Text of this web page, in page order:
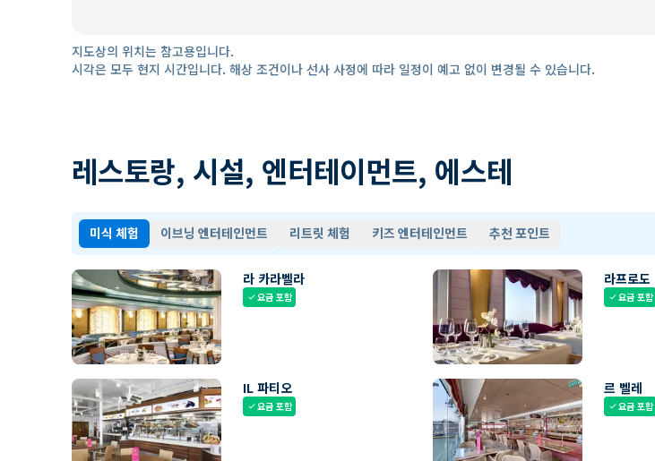
지도상의 위치는 참고용입니다.
시각은 모두 현지 시간입니다. 해상 조건이나 선사 사정에 따라 일정이 예고 없이 변경될 수 있습니다.
레스토랑, 시설, 엔터테이먼트, 에스테
미식 체험 이브닝 엔터테인먼트 리트릿 체험 키즈 엔터테인먼트 추천 포인트
라 카라벨라
check요금 포함
라프로도
check요금 포함
IL 파티오
check요금 포함
르 벨레
check요금 포함